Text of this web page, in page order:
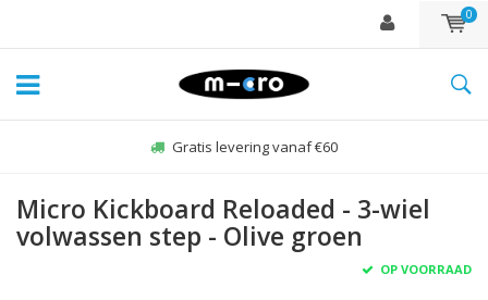
0
Gratis levering vanaf €60
Micro Kickboard Reloaded - 3-wiel
volwassen step - Olive groen
OP VOORRAAD